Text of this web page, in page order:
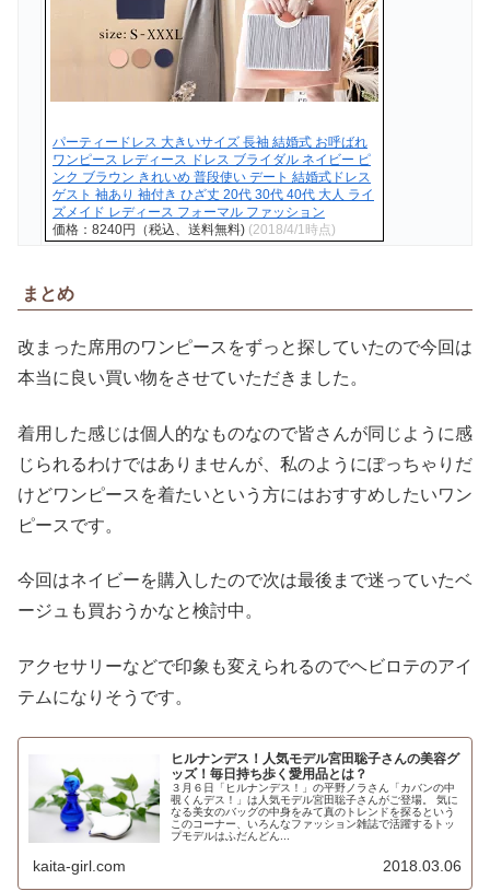
パーティードレス 大きいサイズ 長袖 結婚式 お呼ばれ
ワンピース レディース ドレス ブライダル ネイビー ピ
ンク ブラウン きれいめ 普段使い デート 結婚式ドレス
ゲスト 袖あり 袖付き ひざ丈 20代 30代 40代 大人 ライ
ズメイド レディース フォーマル ファッション
価格：8240円（税込、送料無料) (2018/4/1時点)
まとめ
改まった席用のワンピースをずっと探していたので今回は
本当に良い買い物をさせていただきました。
着用した感じは個人的なものなので皆さんが同じように感
じられるわけではありませんが、私のようにぽっちゃりだ
けどワンピースを着たいという方にはおすすめしたいワン
ピースです。
今回はネイビーを購入したので次は最後まで迷っていたベ
ージュも買おうかなと検討中。
アクセサリーなどで印象も変えられるのでヘビロテのアイ
テムになりそうです。
ヒルナンデス！人気モデル宮田聡子さんの美容グ
ッズ！毎日持ち歩く愛用品とは？
３月６日「ヒルナンデス！」の平野ノラさん「カバンの中
覗くんデス！」は人気モデル宮田聡子さんがご登場。 気に
なる美女のバッグの中身をみて真のトレンドを探るという
このコーナー、いろんなファッション雑誌で活躍するトッ
プモデルはふだんどん...
kaita-girl.com 2018.03.06